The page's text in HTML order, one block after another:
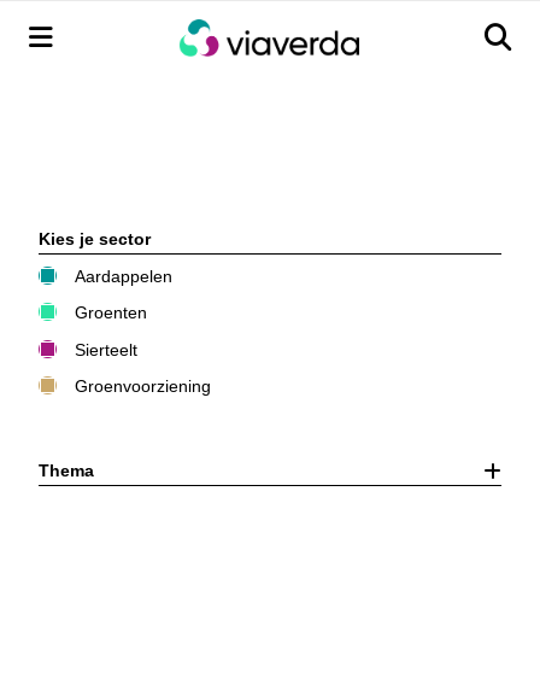
Menu Menu
Kies je sector
Aardappelen
Groenten
Sierteelt
Groenvoorziening
Thema